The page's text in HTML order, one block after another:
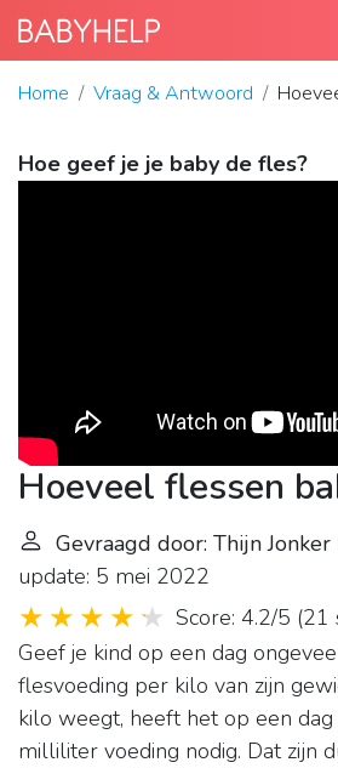
Home Vraag & Antwoord
Hoe geef je je baby de fles?
Hoeveel flessen
Gevraagd door: Thijn Jonker
update: 5 mei 2022
Score: 4.2/5 (21
Geef je kind op een dag
flesvoeding per kilo van zijn
kilo weegt, heeft het op een
milliliter voeding nodig. Dat zijn